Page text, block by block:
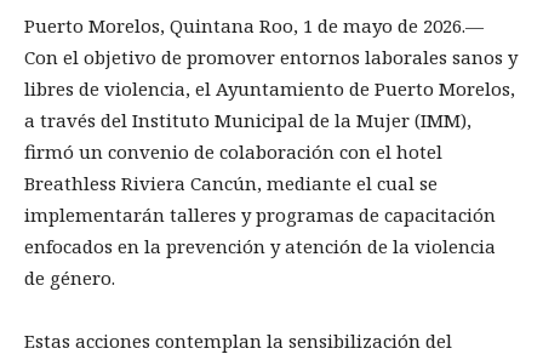
Puerto Morelos, Quintana Roo, 1 de mayo de 2026.—
Con el objetivo de promover entornos laborales sanos y
libres de violencia, el Ayuntamiento de Puerto Morelos,
a través del Instituto Municipal de la Mujer (IMM),
firmó un convenio de colaboración con el hotel
Breathless Riviera Cancún, mediante el cual se
implementarán talleres y programas de capacitación
enfocados en la prevención y atención de la violencia
de género.
Estas acciones contemplan la sensibilización del